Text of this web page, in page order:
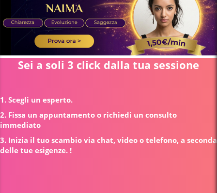
Sei a soli 3 click dalla tua sessione
1. Scegli un esperto.
2. Fissa un appuntamento o richiedi un consulto
immediato
3. Inizia il tuo scambio via chat, video o telefono, a seconda
delle tue esigenze. !